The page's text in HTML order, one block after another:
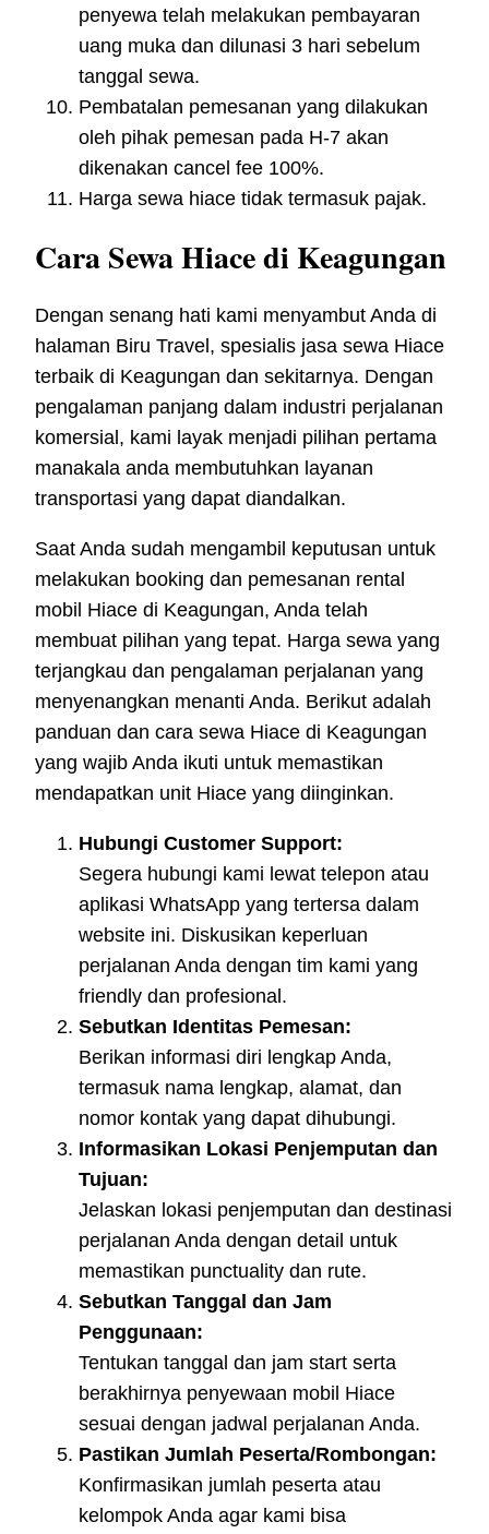
penyewa telah melakukan pembayaran
uang muka dan dilunasi 3 hari sebelum
tanggal sewa.
Pembatalan pemesanan yang dilakukan
oleh pihak pemesan pada H-7 akan
dikenakan cancel fee 100%.
Harga sewa hiace tidak termasuk pajak.
Cara Sewa Hiace di Keagungan
Dengan senang hati kami menyambut Anda di
halaman Biru Travel, spesialis jasa sewa Hiace
terbaik di Keagungan dan sekitarnya. Dengan
pengalaman panjang dalam industri perjalanan
komersial, kami layak menjadi pilihan pertama
manakala anda membutuhkan layanan
transportasi yang dapat diandalkan.
Saat Anda sudah mengambil keputusan untuk
melakukan booking dan pemesanan rental
mobil Hiace di Keagungan, Anda telah
membuat pilihan yang tepat. Harga sewa yang
terjangkau dan pengalaman perjalanan yang
menyenangkan menanti Anda. Berikut adalah
panduan dan cara sewa Hiace di Keagungan
yang wajib Anda ikuti untuk memastikan
mendapatkan unit Hiace yang diinginkan.
Hubungi Customer Support:
Segera hubungi kami lewat telepon atau
aplikasi WhatsApp yang tertersa dalam
website ini. Diskusikan keperluan
perjalanan Anda dengan tim kami yang
friendly dan profesional.
Sebutkan Identitas Pemesan:
Berikan informasi diri lengkap Anda,
termasuk nama lengkap, alamat, dan
nomor kontak yang dapat dihubungi.
Informasikan Lokasi Penjemputan dan
Tujuan:
Jelaskan lokasi penjemputan dan destinasi
perjalanan Anda dengan detail untuk
memastikan punctuality dan rute.
Sebutkan Tanggal dan Jam
Penggunaan:
Tentukan tanggal dan jam start serta
berakhirnya penyewaan mobil Hiace
sesuai dengan jadwal perjalanan Anda.
Pastikan Jumlah Peserta/Rombongan:
Konfirmasikan jumlah peserta atau
kelompok Anda agar kami bisa